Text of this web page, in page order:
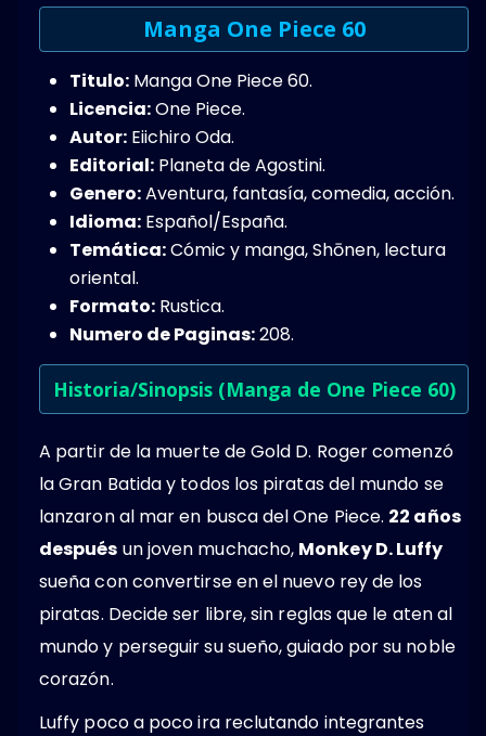
Manga One Piece 60
Titulo: Manga One Piece 60.
Licencia:One Piece.
Autor: Eiichiro Oda.
Editorial: Planeta de Agostini.
Genero:Aventura,​ fantasía, comedia, acción​.
Idioma: Español/España.
Temática:Cómic y manga, Shōnen, lectura
oriental.
Formato: Rustica.
Numero de Paginas:208.
Historia/Sinopsis (Manga de One Piece 60)
A partir de la muerte de Gold D. Roger comenzó
la Gran Batida y todos los piratas del mundo se
lanzaron al mar en busca del One Piece. 22 años
después un joven muchacho, Monkey D. Luffy
sueña con convertirse en el nuevo rey de los
piratas. Decide ser libre, sin reglas que le aten al
mundo y perseguir su sueño, guiado por su noble
corazón.
Luffy poco a poco ira reclutando integrantes